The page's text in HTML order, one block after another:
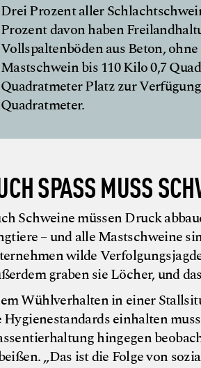
Drei Prozent aller
Prozent davon haben
Vollspaltenböden aus Beton,
Mastschwein bis 110 Kilo 0,7
Quadratmeter Platz zur
Quadratmeter.
SPASS MUSS
Schweine müssen Druck
– und alle Mastschweine
wilde
graben sie Löcher, und
Wühlverhalten in einer
Hygienestandards einhalten
hingegen
„Das ist die Folge von